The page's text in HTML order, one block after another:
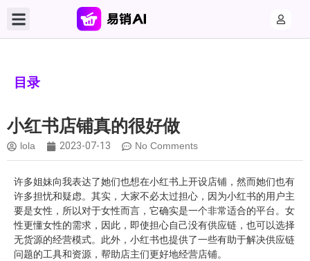
目录
小红书店铺真的很好做
lola 2023-07-13 No Comments
许多姐妹向我表达了她们也想在小红书上开设店铺，然而她们也有
许多担忧和疑虑。其实，大家不必太过担心，因为小红书的用户主
要是女性，所以对于女性而言，它确实是一个非常适合的平台。女
性更懂女性的需求，因此，即使担心自己没有供应链，也可以选择
无货源的经营模式。此外，小红书也提供了一些有助于解决供应链
问题的工具和资源，帮助店主们更好地经营店铺。